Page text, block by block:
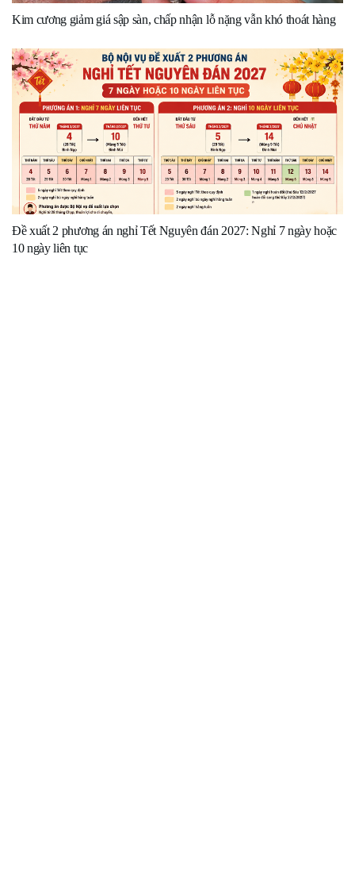
Kim cương giảm giá sập sàn, chấp nhận lỗ nặng vẫn khó thoát hàng
Đề xuất 2 phương án nghỉ Tết Nguyên đán 2027: Nghỉ 7 ngày hoặc
10 ngày liên tục